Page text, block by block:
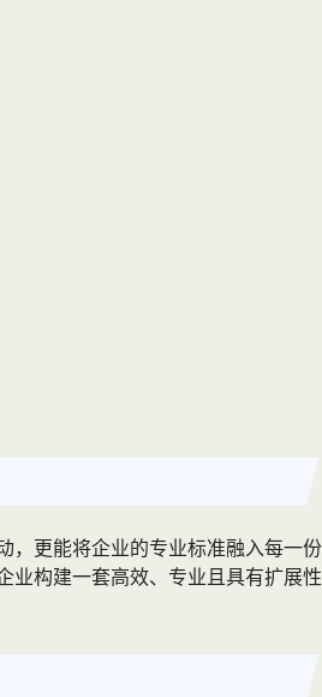
，更能将企业的专业标准融入每一份
业构建一套高效、专业且具有扩展性